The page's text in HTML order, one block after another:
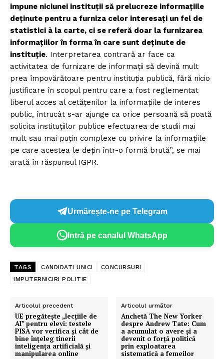
impune niciunei instituții să prelucreze informațiile
deținute pentru a furniza celor interesați un fel de
statistici à la carte, ci se referă doar la furnizarea
informațiilor în forma în care sunt deținute de
instituție. Interpretarea contrară ar face ca
activitatea de furnizare de informații să devină mult
prea împovărătoare pentru instituția publică, fără nicio
justificare în scopul pentru care a fost reglementat
liberul acces al cetățenilor la informațiile de interes
public, întrucât s-ar ajunge ca orice persoană să poată
solicita instituțiilor publice efectuarea de studii mai
mult sau mai puțin complexe cu privire la informațiile
pe care acestea le dețin într-o formă brută”, se mai
arată în răspunsul IGPR.
Urmărește-ne pe Telegram
Intră pe canalul WhatsApp
TAGS CANDIDATI UNICI
CONCURSURI
IMPUTERNICIRI POLITIE
Articolul precedent
UE pregătește „lecțiile de
AI” pentru elevi: testele
PISA vor verifica și cât de
bine înțeleg tinerii
inteligența artificială și
manipularea online
Articolul următor
Anchetă The New Yorker
despre Andrew Tate: Cum
a acumulat o avere și a
devenit o forță politică
prin exploatarea
sistematică a femeilor